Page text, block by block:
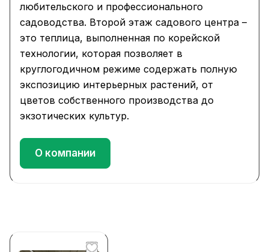
любительского и профессионального
садоводства. Второй этаж садового центра –
это теплица, выполненная по корейской
технологии, которая позволяет в
круглогодичном режиме содержать полную
экспозицию интерьерных растений, от
цветов собственного производства до
экзотических культур.
О компании